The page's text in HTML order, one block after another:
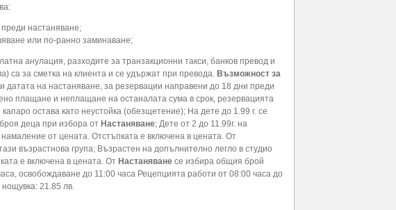
настаняване;
или по-ранно заминаване;
анулация, разходите за транзакционни такси, банков превод и
са за сметка на клиента и се удържат при превода. Възможност за
датата на настаняване, за резервации направени до 18 дни преди
плащане и неплащане на останалата сума в срок, резервацията
остава като неустойка (обезщетение); На дете до 1.99 г. се
деца при избора от Настаняване; Дете от 2 до 11.99г. на
от цената. Отстъпката е включена в цената. От
възрастнова група; Възрастен на допълнително легло в студио
е включена в цената. От Настаняване се избира общия брой
освобождаване до 11:00 часа Рецепцията работи от 08:00 часа до
21.85 лв.